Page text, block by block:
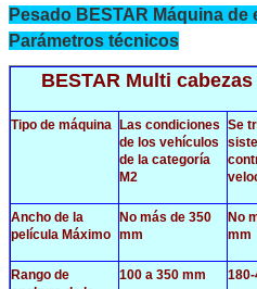
Pesado BESTAR Máquina de
Parámetros técnicos
BESTAR Multi
Tipo de máquina Las condiciones
de los vehículos
de la categoría
M2
Se
Ancho de la
película Máximo
No más de 350
mm
No
mm
Rango de
100 a 350 mm